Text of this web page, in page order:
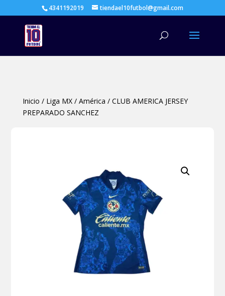
4341192019 tiendael10futbol@gmail.com
Inicio / Liga MX/ América / CLUB AMERICA JERSEY
PREPARADO SANCHEZ